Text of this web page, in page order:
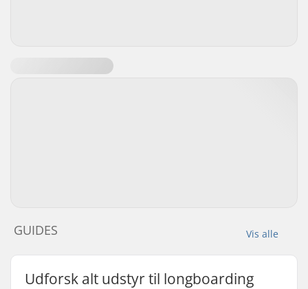
Vis alle
GUIDES
Udforsk alt udstyr til longboarding